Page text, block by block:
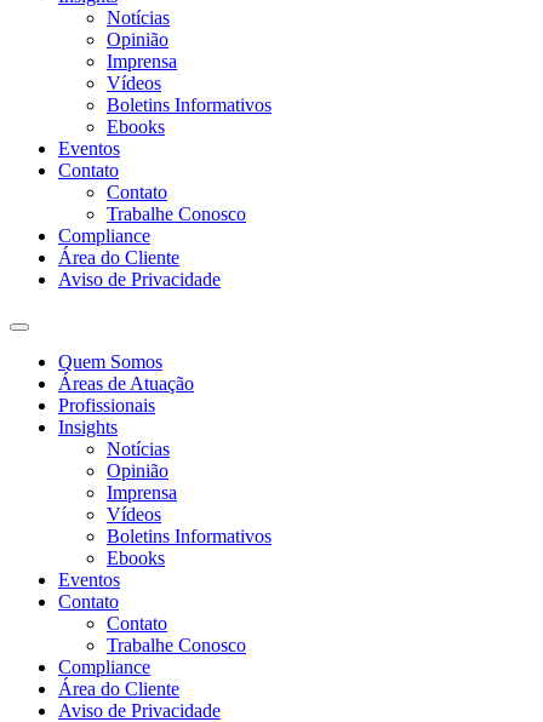
Notícias
Opinião
Imprensa
Vídeos
Boletins Informativos
Ebooks
Eventos
Contato
Contato
Trabalhe Conosco
Compliance
Área do Cliente
Aviso de Privacidade
Quem Somos
Áreas de Atuação
Profissionais
Insights
Notícias
Opinião
Imprensa
Vídeos
Boletins Informativos
Ebooks
Eventos
Contato
Contato
Trabalhe Conosco
Compliance
Área do Cliente
Aviso de Privacidade